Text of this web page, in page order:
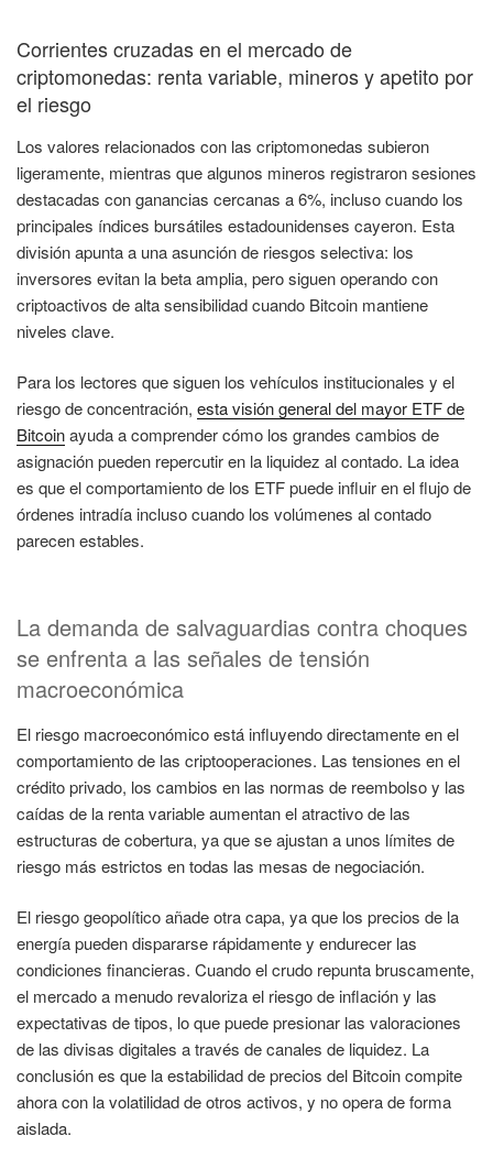
Corrientes cruzadas en el mercado de
criptomonedas: renta variable, mineros y apetito por
el riesgo
Los valores relacionados con las criptomonedas subieron
ligeramente, mientras que algunos mineros registraron sesiones
destacadas con ganancias cercanas a 6%, incluso cuando los
principales índices bursátiles estadounidenses cayeron. Esta
división apunta a una asunción de riesgos selectiva: los
inversores evitan la beta amplia, pero siguen operando con
criptoactivos de alta sensibilidad cuando Bitcoin mantiene
niveles clave.
Para los lectores que siguen los vehículos institucionales y el
riesgo de concentración, esta visión general del mayor ETF de
Bitcoinayuda a comprender cómo los grandes cambios de
asignación pueden repercutir en la liquidez al contado. La idea
es que el comportamiento de los ETF puede influir en el flujo de
órdenes intradía incluso cuando los volúmenes al contado
parecen estables.
La demanda de salvaguardias contra choques
se enfrenta a las señales de tensión
macroeconómica
El riesgo macroeconómico está influyendo directamente en el
comportamiento de las criptooperaciones. Las tensiones en el
crédito privado, los cambios en las normas de reembolso y las
caídas de la renta variable aumentan el atractivo de las
estructuras de cobertura, ya que se ajustan a unos límites de
riesgo más estrictos en todas las mesas de negociación.
El riesgo geopolítico añade otra capa, ya que los precios de la
energía pueden dispararse rápidamente y endurecer las
condiciones financieras. Cuando el crudo repunta bruscamente,
el mercado a menudo revaloriza el riesgo de inflación y las
expectativas de tipos, lo que puede presionar las valoraciones
de las divisas digitales a través de canales de liquidez. La
conclusión es que la estabilidad de precios del Bitcoin compite
ahora con la volatilidad de otros activos, y no opera de forma
aislada.